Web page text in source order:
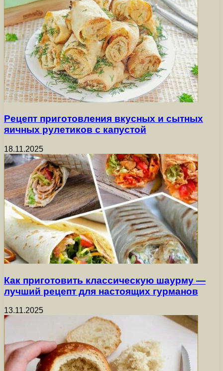
Рецепт приготовления вкусных и сытных
яичных рулетиков с капустой
18.11.2025
Как приготовить классическую шаурму —
лучший рецепт для настоящих гурманов
13.11.2025